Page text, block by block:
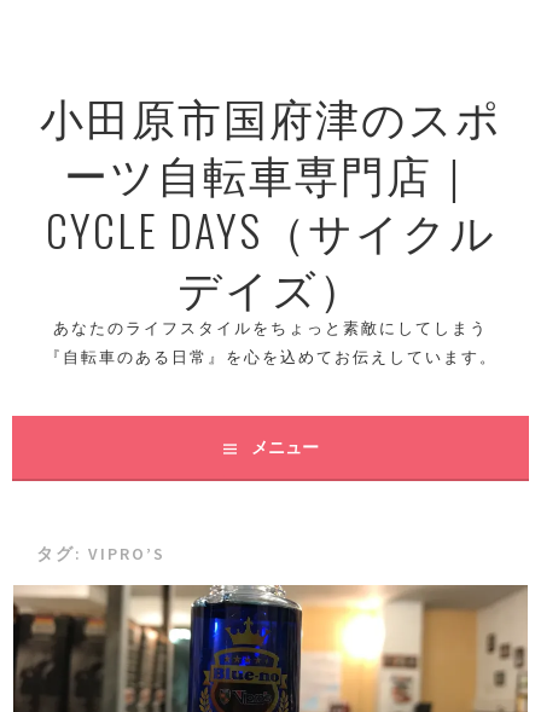
小田原市国府津のスポ
ーツ自転車専門店｜
CYCLE DAYS（サイクル
デイズ）
あなたのライフスタイルをちょっと素敵にしてしまう
『自転車のある日常』を心を込めてお伝えしています。
メニュー
タグ:VIPRO’S